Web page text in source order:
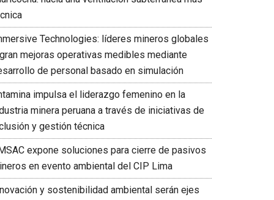
Technologies: líderes mineros globales
mejoras operativas medibles mediante
de personal basado en simulación
impulsa el liderazgo femenino en la
minera peruana a través de iniciativas de
y gestión técnica
expone soluciones para cierre de pasivos
en evento ambiental del CIP Lima
y sostenibilidad ambiental serán ejes